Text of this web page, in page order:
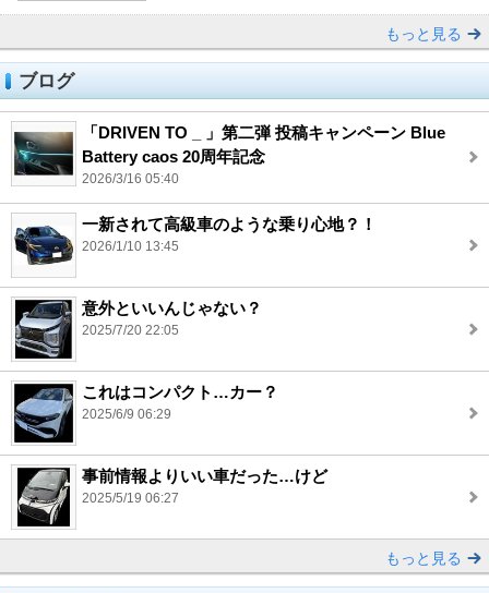
もっと見る
ブログ
「DRIVEN TO _ 」第二弾 投稿キャンペーン Blue
Battery caos 20周年記念
2026/3/16 05:40
一新されて高級車のような乗り心地？！
2026/1/10 13:45
意外といいんじゃない？
2025/7/20 22:05
これはコンパクト…カー？
2025/6/9 06:29
事前情報よりいい車だった…けど
2025/5/19 06:27
もっと見る